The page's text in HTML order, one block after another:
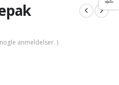
anmeldelser. )